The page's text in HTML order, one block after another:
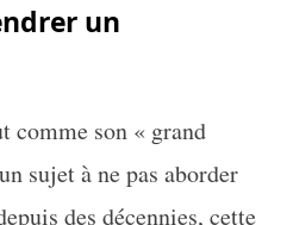
un
comme son « grand
sujet à ne pas aborder
des décennies, cette